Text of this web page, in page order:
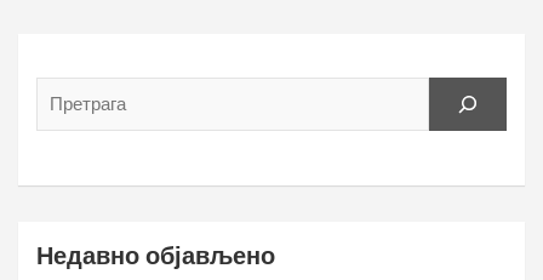
Недавно објављено